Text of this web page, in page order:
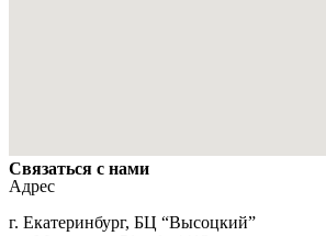
Связаться с нами
Адрес
г. Екатеринбург, БЦ “Высоцкий”